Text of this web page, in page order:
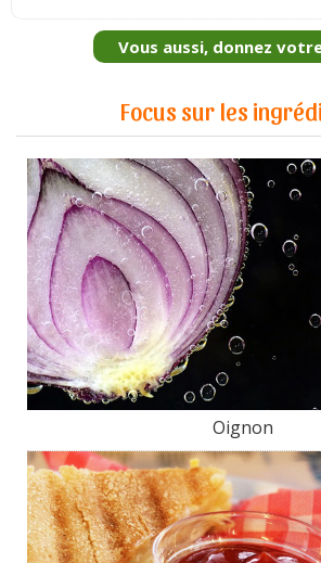
Vous aussi, donnez
Focus sur les
Oignon